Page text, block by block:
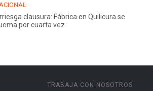
clausura: Fábrica en Quilicura se
por cuarta vez
TRABAJA CON NOSOTROS